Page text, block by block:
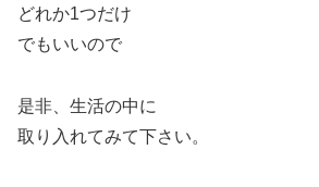
どれか1つだけ
でもいいので
是非、生活の中に
取り入れてみて下さい。